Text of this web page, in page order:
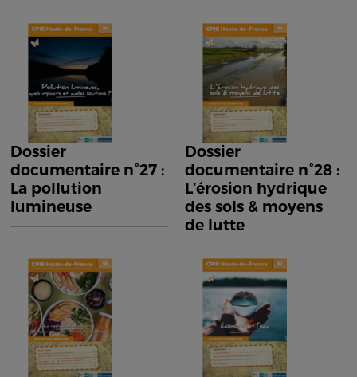
Dossier
documentaire n°27 :
La pollution
lumineuse
Dossier
documentaire n°28 :
L’érosion hydrique
des sols & moyens
de lutte